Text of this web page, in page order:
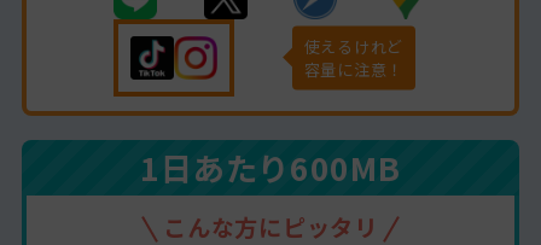
使えるけれど
容量に注意！
1日あたり600MB
こんな方にピッタリ